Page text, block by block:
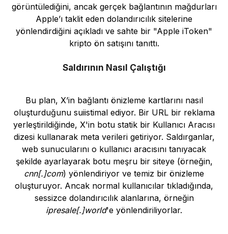
görüntülediğini, ancak gerçek bağlantının mağdurları
Apple’ı taklit eden dolandırıcılık sitelerine
yönlendirdiğini açıkladı ve sahte bir "Apple iToken"
kripto ön satışını tanıttı.
Saldırının Nasıl Çalıştığı
Bu plan, X’in bağlantı önizleme kartlarını nasıl
oluşturduğunu suiistimal ediyor. Bir URL bir reklama
yerleştirildiğinde, X'in botu statik bir Kullanıcı Aracısı
dizesi kullanarak meta verileri getiriyor. Saldırganlar,
web sunucularını o kullanıcı aracısını tanıyacak
şekilde ayarlayarak botu meşru bir siteye (örneğin,
cnn[.]com) yönlendiriyor ve temiz bir önizleme
oluşturuyor. Ancak normal kullanıcılar tıkladığında,
sessizce dolandırıcılık alanlarına, örneğin
ipresale[.]world'e yönlendiriliyorlar.